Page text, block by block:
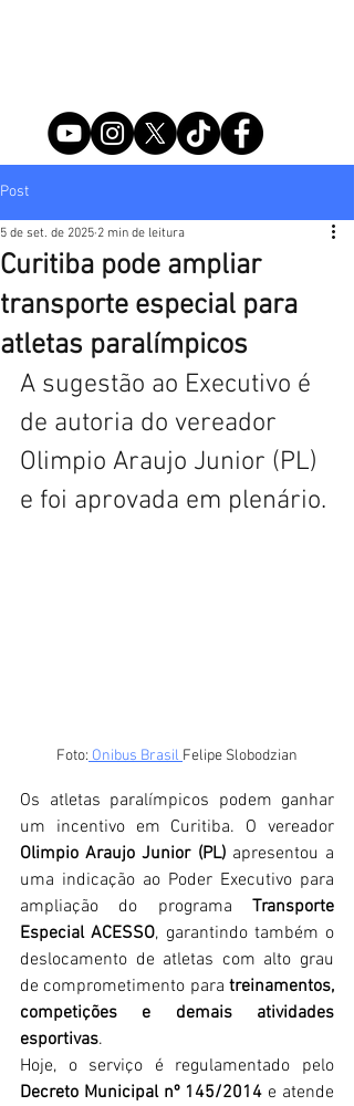
Post
Curitiba pode ampliar
transporte especial para
atletas paralímpicos
5 de set. de 2025 2 min de leitura
A sugestão ao Executivo é
de autoria do vereador
Olimpio Araujo Junior (PL)
e foi aprovada em plenário.
Foto: Onibus Brasil Felipe Slobodzian
Os atletas paralímpicos podem ganhar
Olimpio Araujo Junior (PL) apresentou a
uma indicação ao Poder Executivo para
ampliação do programa Transporte
Especial ACESSO, garantindo também o
deslocamento de atletas com alto grau
de comprometimento para treinamentos,
competições e demais atividades
esportivas.
Decreto Municipal nº 145/2014 e atende